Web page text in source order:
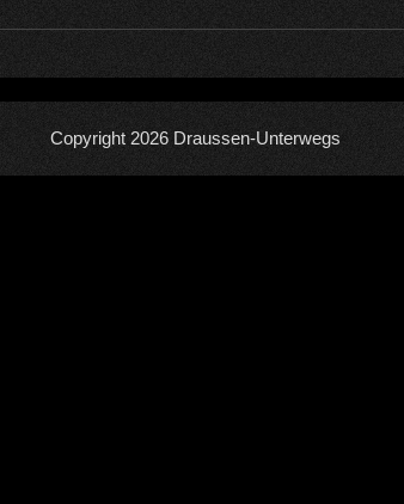
Copyright 2026 Draussen-Unterwegs